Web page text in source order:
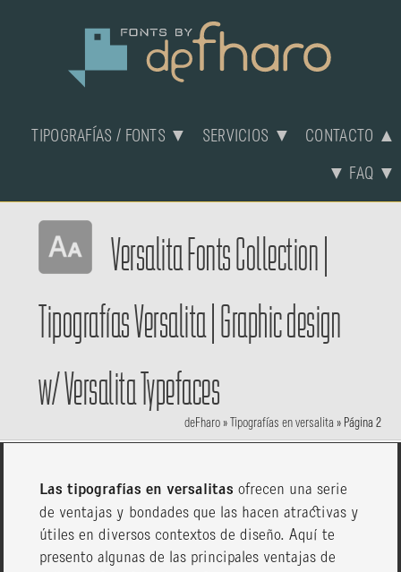
TIPOGRAFÍAS / FONTS ▼ SERVICIOS ▼ CONTACTO ▲
▼ FAQ ▼
Versalita Fonts Collection
Tipografías Versalita Graphic design
w/ Versalita Typefaces
deFharo» Tipografías en versalita» Página 2
Las tipografías en versalitas ofrecen una serie
de ventajas y bondades que las hacen atractivas y
útiles en diversos contextos de diseño. Aquí te
presento algunas de las principales ventajas de